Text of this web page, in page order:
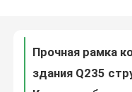
Свяжитесь мы